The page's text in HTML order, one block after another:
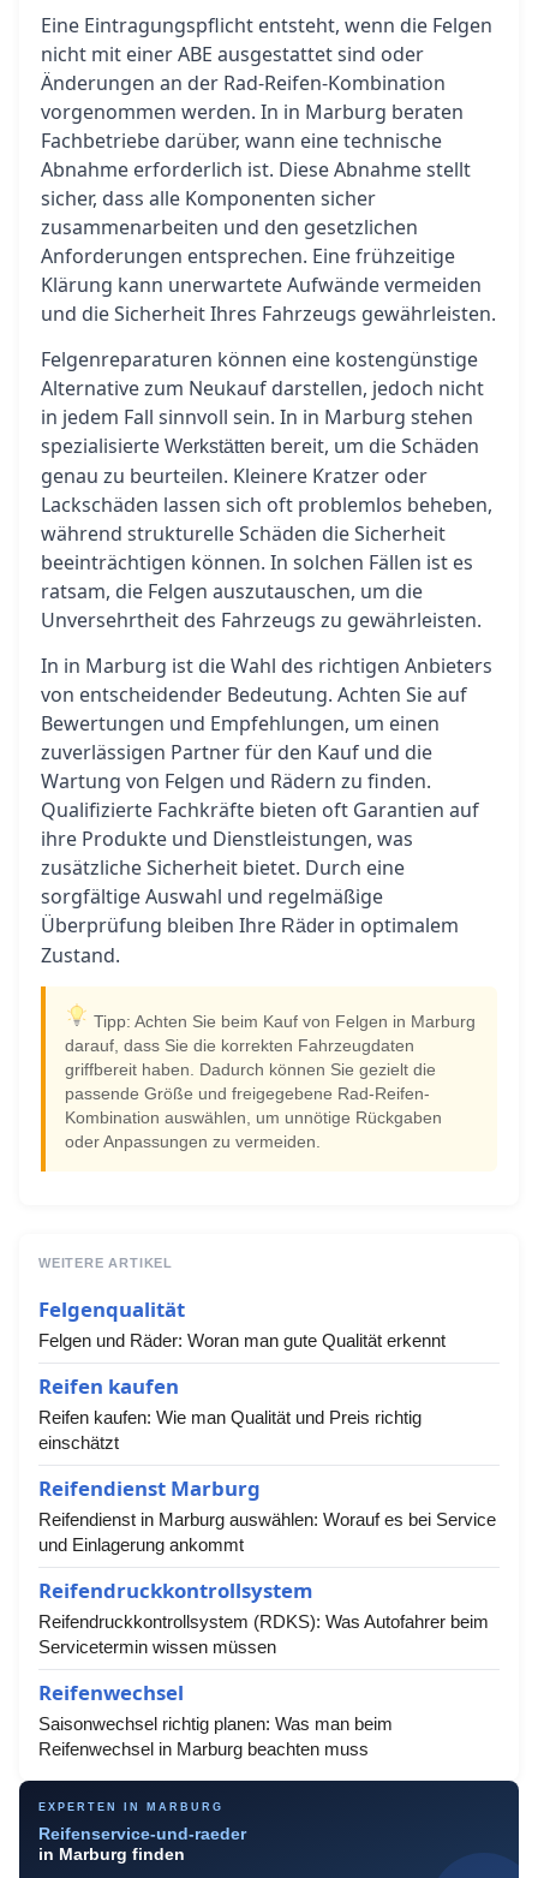
Eine Eintragungspflicht entsteht, wenn die Felgen
nicht mit einer ABE ausgestattet sind oder
Änderungen an der Rad-Reifen-Kombination
vorgenommen werden. In in Marburg beraten
Fachbetriebe darüber, wann eine technische
Abnahme erforderlich ist. Diese Abnahme stellt
sicher, dass alle Komponenten sicher
zusammenarbeiten und den gesetzlichen
Anforderungen entsprechen. Eine frühzeitige
Klärung kann unerwartete Aufwände vermeiden
und die Sicherheit Ihres Fahrzeugs gewährleisten.
Felgenreparaturen können eine kostengünstige
Alternative zum Neukauf darstellen, jedoch nicht
in jedem Fall sinnvoll sein. In in Marburg stehen
spezialisierte Werkstätten bereit, um die Schäden
genau zu beurteilen. Kleinere Kratzer oder
Lackschäden lassen sich oft problemlos beheben,
während strukturelle Schäden die Sicherheit
beeinträchtigen können. In solchen Fällen ist es
ratsam, die Felgen auszutauschen, um die
Unversehrtheit des Fahrzeugs zu gewährleisten.
In in Marburg ist die Wahl des richtigen Anbieters
von entscheidender Bedeutung. Achten Sie auf
Bewertungen und Empfehlungen, um einen
zuverlässigen Partner für den Kauf und die
Wartung von Felgen und Rädern zu finden.
Qualifizierte Fachkräfte bieten oft Garantien auf
ihre Produkte und Dienstleistungen, was
zusätzliche Sicherheit bietet. Durch eine
sorgfältige Auswahl und regelmäßige
Überprüfung bleiben Ihre Räder in optimalem
Zustand.
Tipp: Achten Sie beim Kauf von Felgen in Marburg
darauf, dass Sie die korrekten Fahrzeugdaten
griffbereit haben. Dadurch können Sie gezielt die
passende Größe und freigegebene Rad-Reifen-
Kombination auswählen, um unnötige Rückgaben
oder Anpassungen zu vermeiden.
WEITERE ARTIKEL
Felgenqualität
Felgen und Räder: Woran man gute Qualität erkennt
Reifen kaufen
Reifen kaufen: Wie man Qualität und Preis richtig
einschätzt
Reifendienst Marburg
Reifendienst in Marburg auswählen: Worauf es bei Service
und Einlagerung ankommt
Reifendruckkontrollsystem
Reifendruckkontrollsystem (RDKS): Was Autofahrer beim
Servicetermin wissen müssen
Reifenwechsel
Saisonwechsel richtig planen: Was man beim
Reifenwechsel in Marburg beachten muss
EXPERTEN IN MARBURG
Reifenservice-und-raeder
in Marburg finden